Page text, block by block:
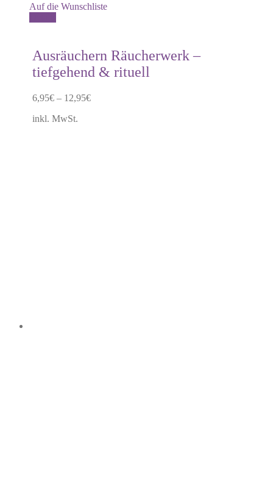
Auf die Wunschliste
mehrere
Varianten
auf.
Die
Optionen
können
auf
Ausräuchern Räucherwerk –
tiefgehend & rituell
6,95€ – 12,95€
inkl. MwSt.